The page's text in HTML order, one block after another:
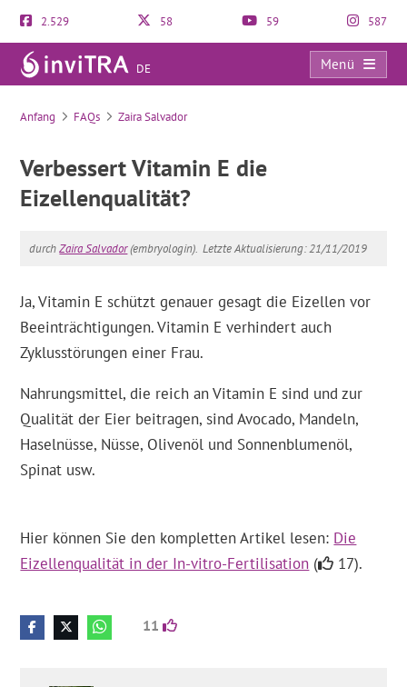
2.529 58 59 587
DE
Menü
FAQs
Anfang FAQs Zaira Salvador
Verbessert Vitamin E die
Eizellenqualität?
durchZaira Salvador(embryologin). Letzte Aktualisierung: 21/11/2019
Ja, Vitamin E schützt genauer gesagt die Eizellen vor
Beeinträchtigungen. Vitamin E verhindert auch
Zyklusstörungen einer Frau.
Nahrungsmittel, die reich an Vitamin E sind und zur
Qualität der Eier beitragen, sind Avocado, Mandeln,
Haselnüsse, Nüsse, Olivenöl und Sonnenblumenöl,
Spinat usw.
Hier können Sie den kompletten Artikel lesen: Die
Eizellenqualität in der In-vitro-Fertilisation ( 17).
11